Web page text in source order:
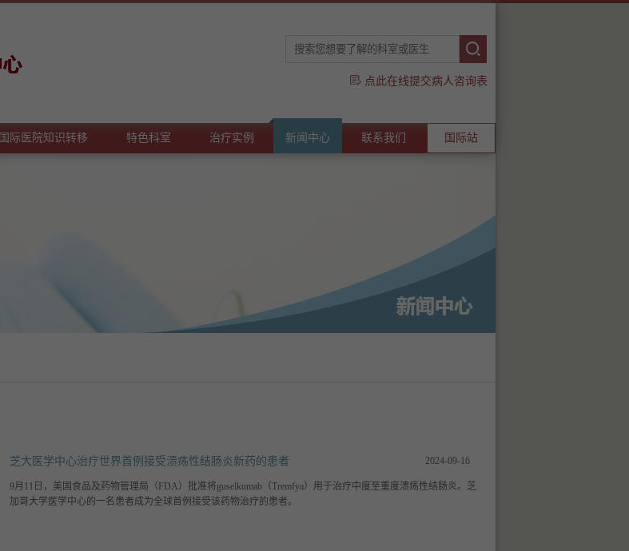
国际站
点此在线提交病人咨询表
国际医院知识转移 特色科室 治疗实例 新闻中心 联系我们
2024-09-16
芝大医学中心治疗世界首例接受溃疡性结肠炎新药的患者
9月11日，美国食品及药物管理局（FDA）批准将guselkumab（Tremfya）用于治疗中度至重度溃疡性结肠炎。芝
加哥大学医学中心的一名患者成为全球首例接受该药物治疗的患者。